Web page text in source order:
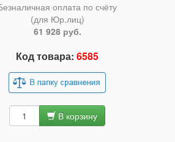
оплата по счёту
(для Юр.лиц)
61 928 руб.
Код товара:6585
В корзину